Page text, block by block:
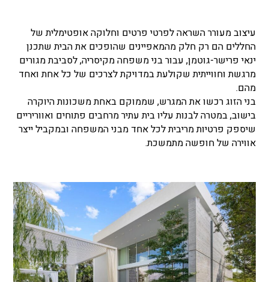
עיצוב מעורר השראה לפרטי פרטים וחלוקה אופטימלית של
החללים הם רק חלק מהמאפיינים שהופכים את הבית שתכנן
ינאי פרישר-גוטמן, עבור בני משפחה מקיסריה, לסביבת מגורים
מרגשת וחווייתית שקולעת במדויקת לצרכים של כל אחת ואחד
מהם.
בני הזוג רכשו את המגרש, שממוקם באחת משכונות היוקרה
בישוב, במטרה לבנות עליו בית עתיר מרחבים פתוחים ואווריריים
שיספק פרטיות מריבית לכל אחד מבני המשפחה ובמקביל ייצר
אווירה של חופשה מתמשכת.